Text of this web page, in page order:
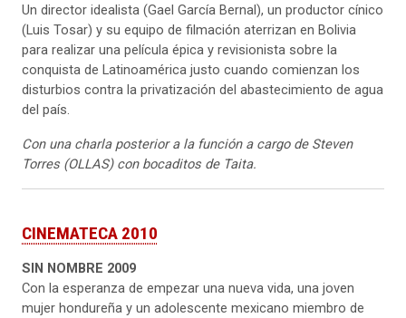
Un director idealista (Gael García Bernal), un productor cínico
(Luis Tosar) y su equipo de filmación aterrizan en Bolivia
para realizar una película épica y revisionista sobre la
conquista de Latinoamérica justo cuando comienzan los
disturbios contra la privatización del abastecimiento de agua
del país.
Con una charla posterior a la función a cargo de Steven
Torres (OLLAS) con bocaditos de Taita.
CINEMATECA 2010
SIN NOMBRE 2009
Con la esperanza de empezar una nueva vida, una joven
mujer hondureña y un adolescente mexicano miembro de